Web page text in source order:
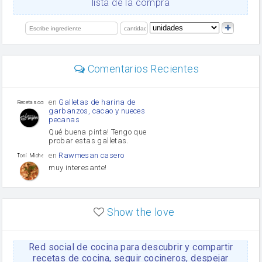
limón
lista de la compra
Comentarios Recientes
Recetas con sazon
en Galletas de harina de
garbanzos, cacao y nueces
pecanas
Qué buena pinta! Tengo que
probar estas galletas.
Toni Michel Caubet
en Rawmesan casero
muy interesante!
enLasaña casera fácil y
HOJALDROSA TV
enGachas de la abuela
Rosa
Show the love
Red social de cocina para descubrir y compartir
recetas de cocina, seguir cocineros, despejar